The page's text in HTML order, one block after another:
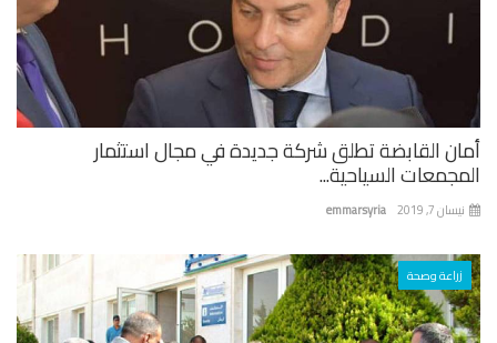
أمان القابضة تطلق شركة جديدة في مجال استثمار
المجمعات السياحية...
emmarsyria نيسان 7, 2019
زراعة وصحة